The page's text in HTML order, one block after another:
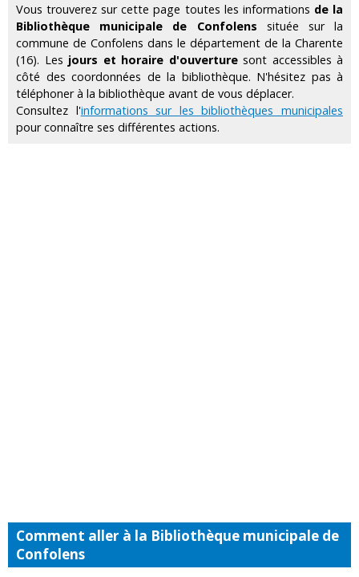
Vous trouverez sur cette page toutes les informations de la
Bibliothèque municipale de Confolens située sur la
commune de Confolens dans le département de la Charente
(16). Les jours et horaire d'ouverturesont accessibles à
côté des coordonnées de la bibliothèque. N'hésitez pas à
téléphoner à la bibliothèque avant de vous déplacer.
Consultez l'informations sur les bibliothèques municipales
pour connaître ses différentes actions.
Comment aller à la Bibliothèque municipale de
Confolens